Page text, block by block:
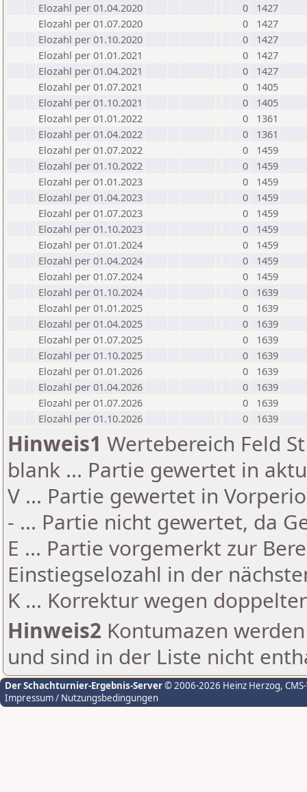
Elozahl per 01.04.2020
0
1427
Elozahl per 01.07.2020
0
1427
Elozahl per 01.10.2020
0
1427
Elozahl per 01.01.2021
0
1427
Elozahl per 01.04.2021
0
1427
Elozahl per 01.07.2021
0
1405
Elozahl per 01.10.2021
0
1405
Elozahl per 01.01.2022
0
1361
Elozahl per 01.04.2022
0
1361
Elozahl per 01.07.2022
0
1459
Elozahl per 01.10.2022
0
1459
Elozahl per 01.01.2023
0
1459
Elozahl per 01.04.2023
0
1459
Elozahl per 01.07.2023
0
1459
Elozahl per 01.10.2023
0
1459
Elozahl per 01.01.2024
0
1459
Elozahl per 01.04.2024
0
1459
Elozahl per 01.07.2024
0
1459
Elozahl per 01.10.2024
0
1639
Elozahl per 01.01.2025
0
1639
Elozahl per 01.04.2025
0
1639
Elozahl per 01.07.2025
0
1639
Elozahl per 01.10.2025
0
1639
Elozahl per 01.01.2026
0
1639
Elozahl per 01.04.2026
0
1639
Elozahl per 01.07.2026
0
1639
Elozahl per 01.10.2026
0 1639
Hinweis1 Wertebereich Feld
blank ... Partie gewertet in
V ... Partie gewertet in
- ... Partie nicht gewertet, da
E ... Partie vorgemerkt zur
Einstiegselozahl in der
K ... Korrektur wegen
Hinweis2 Kontumazen
und sind in der Liste nicht
Der Schachturnier-Ergebnis-Server© 2006-2026 Heinz Herzog,
Impressum / Nutzungsbedingungen